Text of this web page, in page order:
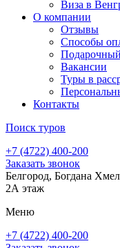
Виза в
О компании
Отзывы
Способы
Вакансии
Туры в
Контакты
Поиск туров
+7 (4722) 400-200
Заказать звонок
Белгород, Богдана
2А этаж
Меню
+7 (4722) 400-200